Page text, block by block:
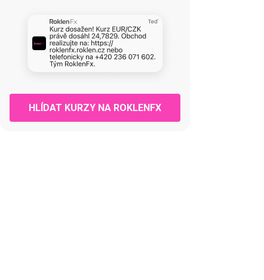
HLÍDAT KURZY NA ROKLENFX